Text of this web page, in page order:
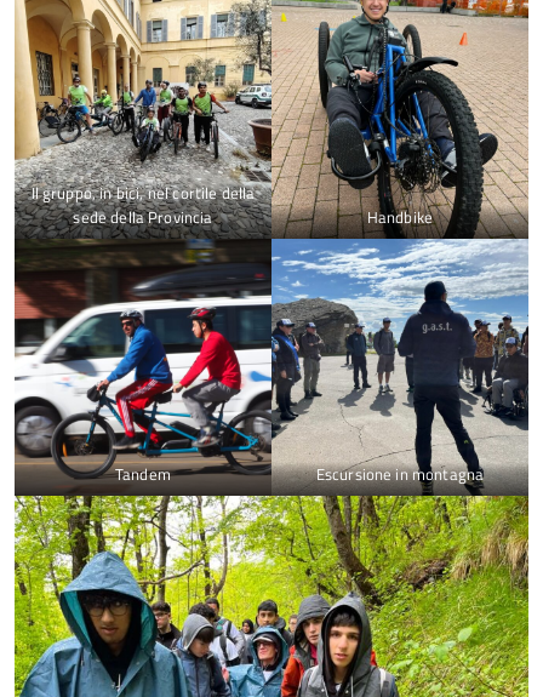
Il gruppo, in bici, nel cortile della
sede della Provincia
Handbike
Tandem Escursione in montagna